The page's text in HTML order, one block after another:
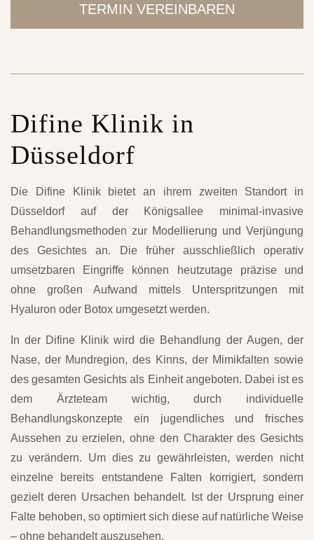
TERMIN VEREINBAREN
Difine Klinik in
Düsseldorf
Die Difine Klinik bietet an ihrem zweiten Standort in
Düsseldorf auf der Königsallee minimal-invasive
Behandlungsmethoden zur Modellierung und Verjüngung
des Gesichtes an. Die früher ausschließlich operativ
umsetzbaren Eingriffe können heutzutage präzise und
ohne großen Aufwand mittels Unterspritzungen mit
Hyaluron oder Botox umgesetzt werden.
In der Difine Klinik wird die Behandlung der Augen, der
Nase, der Mundregion, des Kinns, der Mimikfalten sowie
des gesamten Gesichts als Einheit angeboten. Dabei ist es
dem Ärzteteam wichtig, durch individuelle
Behandlungskonzepte ein jugendliches und frisches
Aussehen zu erzielen, ohne den Charakter des Gesichts
zu verändern. Um dies zu gewährleisten, werden nicht
einzelne bereits entstandene Falten korrigiert, sondern
gezielt deren Ursachen behandelt. Ist der Ursprung einer
Falte behoben, so optimiert sich diese auf natürliche Weise
– ohne behandelt auszusehen.